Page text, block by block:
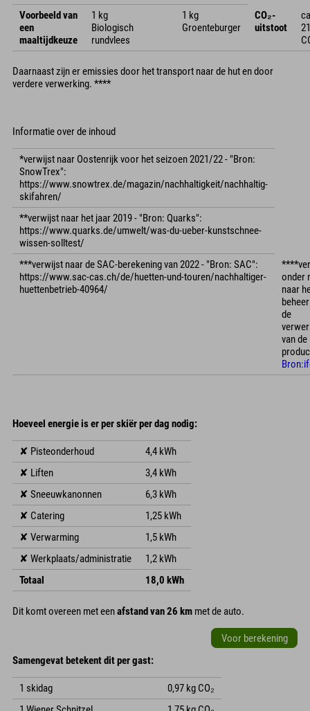
Voorbeeld van
een
maaltijdkeuze
1 kg
Biologisch
rundvlees
1 kg
Groenteburger
CO₂-
uitstoot
Daarnaast zijn er emissies door het transport naar de hut en door
verdere verwerking. ****
Informatie over de inhoud
*verwijst naar Oostenrijk voor het seizoen 2021/22 - "Bron:
SnowTrex":
https://www.snowtrex.de/magazin/nachhaltigkeit/nachhaltig-
skifahren/
**verwijst naar het jaar 2019 - "Bron: Quarks":
https://www.quarks.de/umwelt/was-du-ueber-kunstschnee-
wissen-solltest/
***verwijst naar de SAC-berekening van 2022 - "Bron: SAC":
https://www.sac-cas.ch/de/huetten-und-touren/nachhaltiger-
huettenbetrieb-40964/
onder
naar
de
van de
Hoeveel energie is er per skiër per dag nodig:
✘ Pisteonderhoud
4,4 kWh
✘ Liften
3,4 kWh
✘ Sneeuwkanonnen
6,3 kWh
✘ Catering
1,25 kWh
✘ Verwarming
1,5 kWh
✘ Werkplaats/administratie
1,2 kWh
Totaal
18,0 kWh
Dit komt overeen met eenafstand van 26 km met de auto.
Voor berekening
Samengevat betekent dit per gast:
1 skidag
0,97 kg CO₂